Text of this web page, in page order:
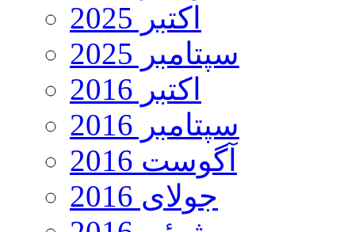
اکتبر 2025
سپتامبر 2025
اکتبر 2016
سپتامبر 2016
آگوست 2016
جولای 2016